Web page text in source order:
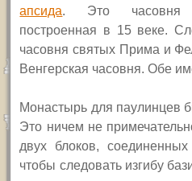
апсида. Это часовня
построенная в 15 веке.
часовня святых Прима и
Венгерская часовня. Обе
Монастырь для паулинцев
Это ничем не
двух блоков,
чтобы следовать изгибу